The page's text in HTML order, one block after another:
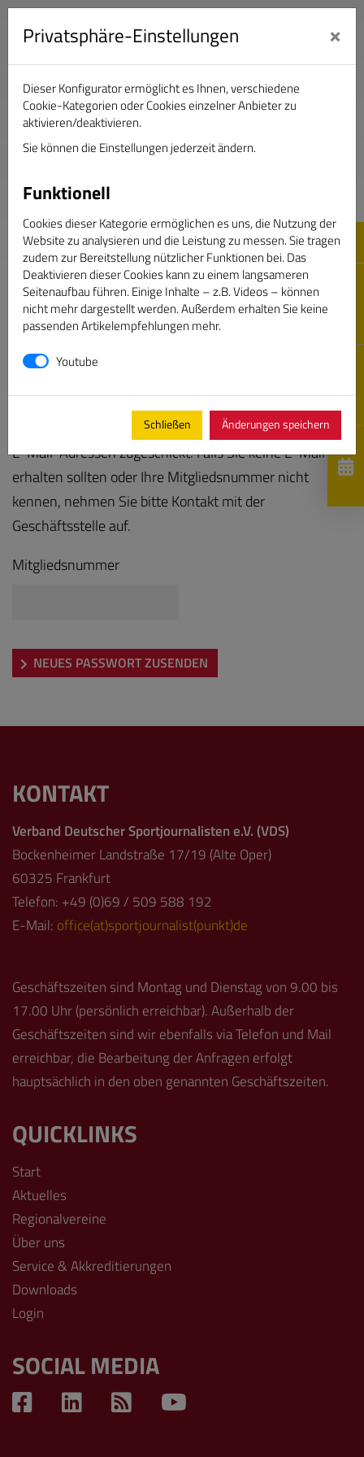
Verband Deutscher Sportjournalisten e.V.
Passwort vergessen
anschließend ein neues Kennwort an die hinterlegten
E-Mail-Adressen zugeschickt. Falls Sie keine E-Mail
erhalten sollten oder Ihre Mitgliedsnummer nicht
kennen, nehmen Sie bitte Kontakt mit der
Geschäftsstelle auf.
Mitgliedsnummer
NEUES PASSWORT ZUSENDEN
Privatsphäre-Einstellungen ×
Dieser Konfigurator ermöglicht es Ihnen, verschiedene
Cookie-Kategorien oder Cookies einzelner Anbieter zu
aktivieren/deaktivieren.
Sie können die Einstellungen jederzeit ändern.
Funktionell
Cookies dieser Kategorie ermöglichen es uns, die Nutzung der
Website zu analysieren und die Leistung zu messen. Sie tragen
zudem zur Bereitstellung nützlicher Funktionen bei. Das
Deaktivieren dieser Cookies kann zu einem langsameren
Seitenaufbau führen. Einige Inhalte – z.B. Videos – können
nicht mehr dargestellt werden. Außerdem erhalten Sie keine
passenden Artikelempfehlungen mehr.
Youtube
Schließen Änderungen speichern
KONTAKT
Verband Deutscher Sportjournalisten e.V. (VDS)
Bockenheimer Landstraße 17/19 (Alte Oper)
60325 Frankfurt
Telefon: +49 (0)69 / 509 588 192
E-Mail: office(at)sportjournalist(punkt)de
Geschäftszeiten sind Montag und Dienstag von 9.00 bis
17.00 Uhr (persönlich erreichbar). Außerhalb der
Geschäftszeiten sind wir ebenfalls via Telefon und Mail
erreichbar, die Bearbeitung der Anfragen erfolgt
hauptsächlich in den oben genannten Geschäftszeiten.
QUICKLINKS
Start
Aktuelles
Regionalvereine
Über uns
Service & Akkreditierungen
Downloads
Login
SOCIAL MEDIA